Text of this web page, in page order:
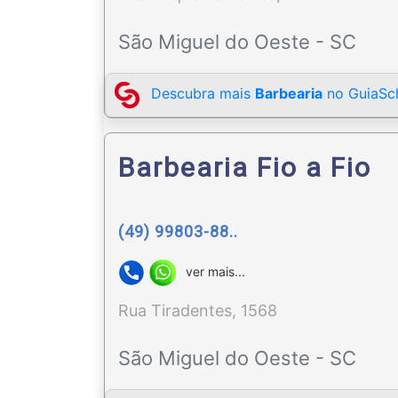
São Miguel do Oeste - SC
Descubra mais Barbearia no
Barbearia Fio a Fio
(49) 99803-88..
ver mais...
Rua Tiradentes, 1568
São Miguel do Oeste - SC